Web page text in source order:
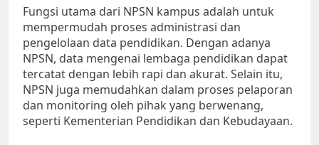
Fungsi utama dari NPSN kampus adalah untuk
mempermudah proses administrasi dan
pengelolaan data pendidikan. Dengan adanya
NPSN, data mengenai lembaga pendidikan dapat
tercatat dengan lebih rapi dan akurat. Selain itu,
NPSN juga memudahkan dalam proses pelaporan
dan monitoring oleh pihak yang berwenang,
seperti Kementerian Pendidikan dan Kebudayaan.